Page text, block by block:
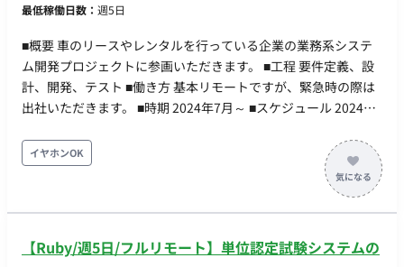
最低稼働日数： 週5日
■概要 車のリースやレンタルを行っている企業の業務系システ
ム開発プロジェクトに参画いただきます。 ■工程 要件定義、設
計、開発、テスト ■働き方 基本リモートですが、緊急時の際は
出社いただきます。 ■時期 2024年7月～ ■スケジュール 2024年
なし ご自身のPCで作業いただきます。
イヤホンOK
【Ruby/週5日/フルリモート】単位認定試験システムの